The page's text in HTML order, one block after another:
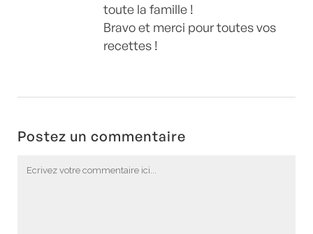
toute la famille !
Bravo et merci pour toutes vos
recettes !
Postez un commentaire